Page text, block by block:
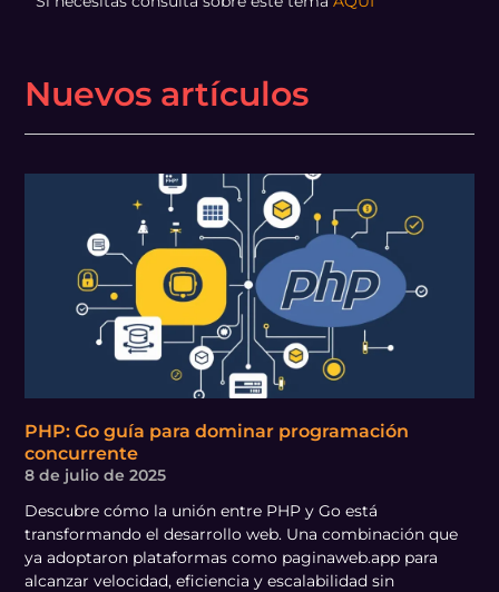
Nuevos artículos
PHP: Go guía para dominar programación
concurrente
8 de julio de 2025
Descubre cómo la unión entre PHP y Go está
transformando el desarrollo web. Una combinación que
ya adoptaron plataformas como paginaweb.app para
alcanzar velocidad, eficiencia y escalabilidad sin